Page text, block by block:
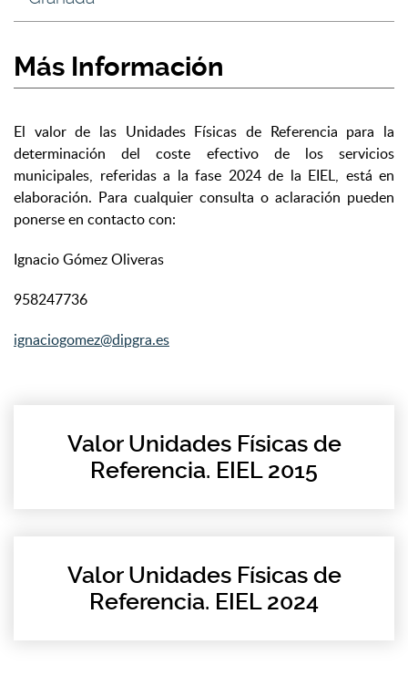
Más Información
El valor de las Unidades Físicas de Referencia para la
determinación del coste efectivo de los servicios
municipales, referidas a la fase 2024 de la EIEL, está en
elaboración. Para cualquier consulta o aclaración pueden
ponerse en contacto con:
Ignacio Gómez Oliveras
958247736
ignaciogomez@dipgra.es
Valor Unidades Físicas de
Referencia. EIEL 2015
Valor Unidades Físicas de
Referencia. EIEL 2024